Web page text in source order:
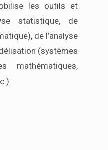
les outils et
statistique, de
de l’analyse
(systèmes
mathématiques,